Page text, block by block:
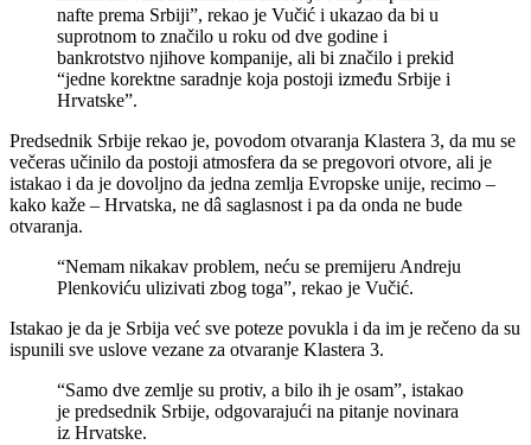
nafte prema Srbiji”, rekao je Vučić i ukazao da bi u
suprotnom to značilo u roku od dve godine i
bankrotstvo njihove kompanije, ali bi značilo i prekid
“jedne korektne saradnje koja postoji između Srbije i
Hrvatske”.
Predsednik Srbije rekao je, povodom otvaranja Klastera 3, da mu se
večeras učinilo da postoji atmosfera da se pregovori otvore, ali je
istakao i da je dovoljno da jedna zemlja Evropske unije, recimo –
kako kaže – Hrvatska, ne dâ saglasnost i pa da onda ne bude
otvaranja.
“Nemam nikakav problem, neću se premijeru Andreju
Plenkoviću ulizivati zbog toga”, rekao je Vučić.
Istakao je da je Srbija već sve poteze povukla i da im je rečeno da su
ispunili sve uslove vezane za otvaranje Klastera 3.
“Samo dve zemlje su protiv, a bilo ih je osam”, istakao
je predsednik Srbije, odgovarajući na pitanje novinara
iz Hrvatske.